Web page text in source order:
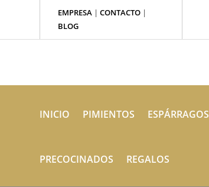
EMPRESA |CONTACTO |
BLOG
INICIO PIMIENTOS ESPÁRRAGOS
PRECOCINADOS REGALOS